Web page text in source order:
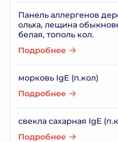
Панель аллергенов
oльха, лещина
белая, тополь кол.
Подробнее
морковь IgE (п.кол)
Подробнее
свекла сахарная IgE
Подробнее